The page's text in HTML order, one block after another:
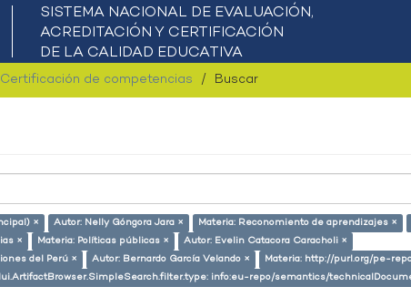
Certificación de competencias Buscar
× Autor: Nelly Góngora Jara × Materia: Reconomiento de aprendizajes ×
×
Materia: Políticas públicas ×
Autor: Evelin Catacora Caracholi ×
del Perú ×
Autor: Bernardo García Velando ×
Materia: http://purl.org/pe-
info:eu-repo/semantics/